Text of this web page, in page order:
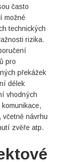
často
možné
technických
rizika.
pro
překážek
délek
vhodných
návrhu
zvěře atp.